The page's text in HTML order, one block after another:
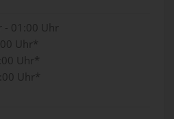
- 01:00 Uhr
Uhr*
Uhr*
Uhr*